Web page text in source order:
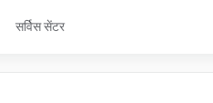
सर्विस सेंटर